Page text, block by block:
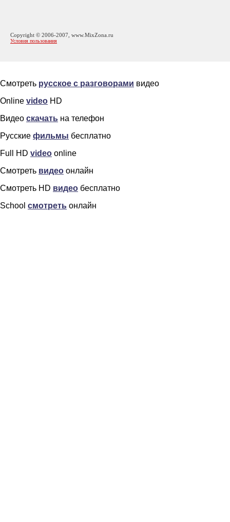
Copyright © 2006-2007, www.MixZona.ru
Условия пользования
Смотреть русское с разговорами видео
Online video HD
Видео скачать на телефон
Русские фильмы бесплатно
Full HD video online
Смотреть видео онлайн
Смотреть HD видео бесплатно
School смотреть онлайн